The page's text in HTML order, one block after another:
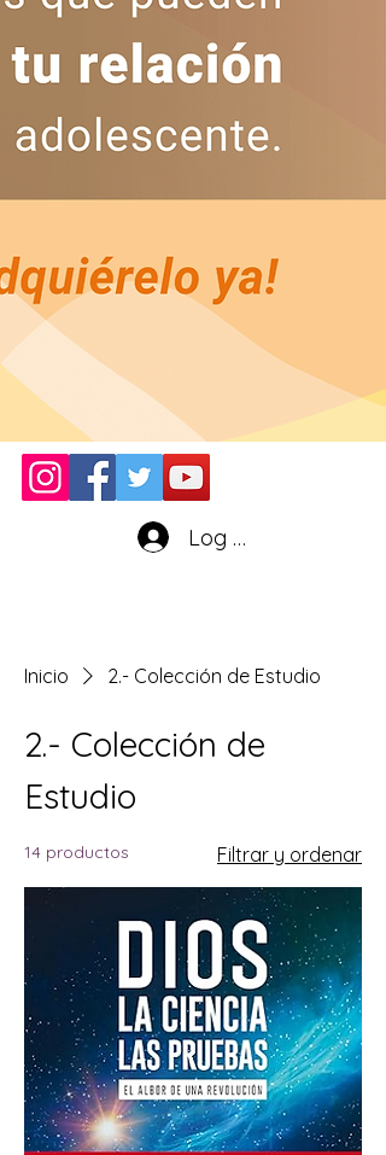
Log In
Inicio 2.- Colección de Estudio
2.- Colección de
Estudio
14 productos Filtrar y ordenar